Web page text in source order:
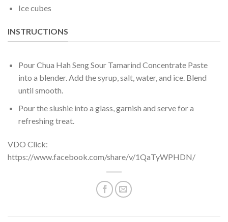
Ice cubes
INSTRUCTIONS
Pour Chua Hah Seng Sour Tamarind Concentrate Paste
into a blender. Add the syrup, salt, water, and ice. Blend
until smooth.
Pour the slushie into a glass, garnish and serve for a
refreshing treat.
VDO Click:
https://www.facebook.com/share/v/1QaTyWPHDN/